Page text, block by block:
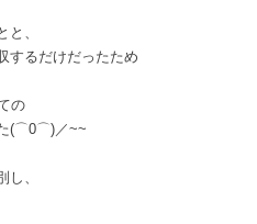
と、
するだけだったため
の
(⌒0⌒)／~~
、